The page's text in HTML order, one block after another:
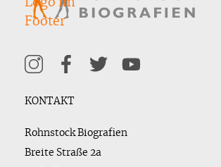
KONTAKT
Rohnstock Biografien
Breite Straße 2a